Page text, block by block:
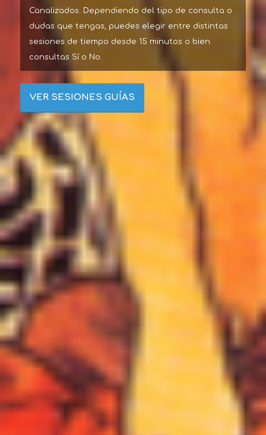
Canalizados. Dependiendo del tipo de consulta o
dudas que tengas, puedes elegir entre distintas
sesiones de tiempo desde 15 minutos o bien
consultas Sí o No.
VER SESIONES GUÍAS